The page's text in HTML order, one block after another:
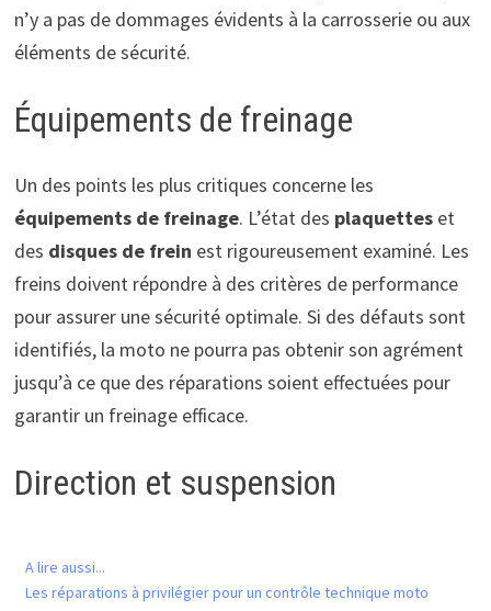
n’y a pas de dommages évidents à la carrosserie ou aux
éléments de sécurité.
Équipements de freinage
Un des points les plus critiques concerne les
équipements de freinage. L’état des plaquetteset
des disques de frein est rigoureusement examiné. Les
freins doivent répondre à des critères de performance
pour assurer une sécurité optimale. Si des défauts sont
identifiés, la moto ne pourra pas obtenir son agrément
jusqu’à ce que des réparations soient effectuées pour
garantir un freinage efficace.
Direction et suspension
A lire aussi...
Les réparations à privilégier pour un contrôle technique moto